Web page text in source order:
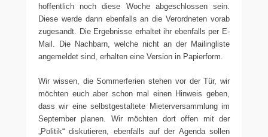
hoffentlich noch diese Woche abgeschlossen sein.
Diese werde dann ebenfalls an die Verordneten vorab
zugesandt. Die Ergebnisse erhaltet ihr ebenfalls per E-
Mail. Die Nachbarn, welche nicht an der Mailingliste
angemeldet sind, erhalten eine Version in Papierform.
Wir wissen, die Sommerferien stehen vor der Tür, wir
möchten euch aber schon mal einen Hinweis geben,
dass wir eine selbstgestaltete Mieterversammlung im
September planen. Wir möchten dort offen mit der
„Politik“ diskutieren, ebenfalls auf der Agenda sollen